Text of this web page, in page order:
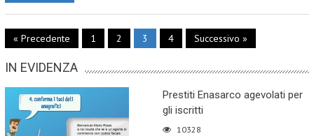
« Precedente 1 2 3 4 Successivo »
IN EVIDENZA
Prestiti Enasarco agevolati per
gli iscritti
10328